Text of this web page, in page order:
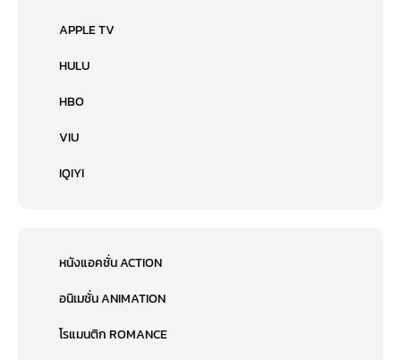
APPLE TV
HULU
HBO
VIU
IQIYI
หนังแอคชั่น ACTION
อนิเมชั่น ANIMATION
โรแมนติก ROMANCE